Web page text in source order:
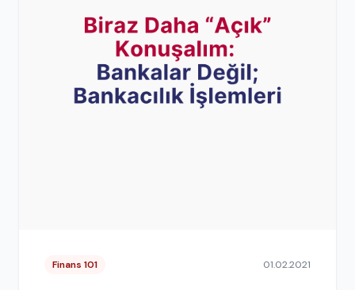
Finans 101 01.02.2021